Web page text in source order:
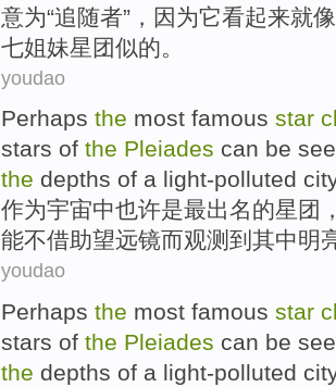
意为“追随者”， 因为它看起来就
七姐妹星团似的。
youdao
Perhaps the most famous star
stars of the Pleiades can be
the depths of a light-polluted city
作为宇宙中也许是最出名的星团
能不借助望远镜而观测到其中明
youdao
Perhaps the most famous star
stars of the Pleiades can be
the depths of a light-polluted city